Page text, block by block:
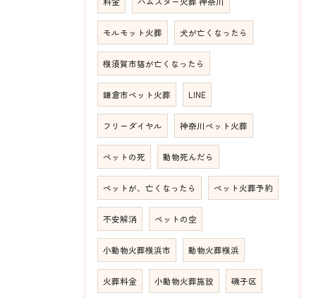
モルモット火葬 犬が亡くなったら
横須賀市猫が亡くなったら
鎌倉市ペット火葬 LINE
フリーダイヤル 神奈川ペット火葬
ペットの死 動物死んだら
ペットが、亡くなったら ペット火葬予約
不安解消 ペットの空
小動物火葬横浜市 動物火葬横浜
火葬料金 小動物火葬施設 磯子区